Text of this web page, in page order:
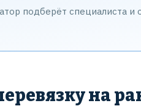
подберёт специалиста и
на